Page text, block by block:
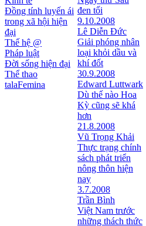
Đồng tính luyến ái
trong xã hội hiện
đại
Thế hệ @
Pháp luật
Đời sống hiện đại
Thể thao
talaFemina
đen tối
9.10.2008
Lê Diễn Đức
Giải phóng nhân
loại khỏi dầu và
khí đốt
30.9.2008
Edward Luttwark
Dù thế nào Hoa
Kỳ cũng sẽ khá
hơn
21.8.2008
Vũ Trọng Khải
Thực trạng chính
sách phát triển
nông thôn hiện
nay
3.7.2008
Trần Bình
Việt Nam trước
những thách thức